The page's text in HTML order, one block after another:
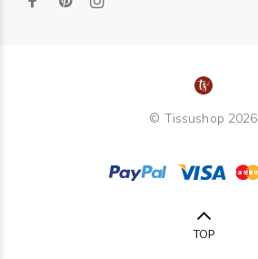
© Tissushop 2026
TOP